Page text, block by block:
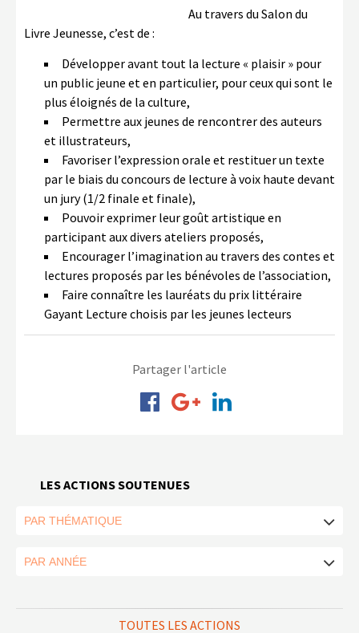
Au travers du Salon du
Livre Jeunesse, c’est de :
Développer avant tout la lecture « plaisir » pour
un public jeune et en particulier, pour ceux qui sont le
plus éloignés de la culture,
Permettre aux jeunes de rencontrer des auteurs
et illustrateurs,
Favoriser l’expression orale et restituer un texte
par le biais du concours de lecture à voix haute devant
un jury (1/2 finale et finale),
Pouvoir exprimer leur goût artistique en
participant aux divers ateliers proposés,
Encourager l’imagination au travers des contes et
lectures proposés par les bénévoles de l’association,
Faire connaître les lauréats du prix littéraire
Gayant Lecture choisis par les jeunes lecteurs
Partager l'article
LES ACTIONS SOUTENUES
TOUTES LES ACTIONS